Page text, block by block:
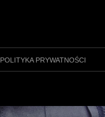
POLITYKA PRYWATNOŚCI